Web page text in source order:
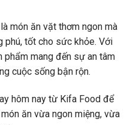
món ăn vặt thơm ngon mà
phú, tốt cho sức khỏe. Với
phẩm mang đến sự an tâm
cuộc sống bận rộn.
hôm nay từ Kifa Food để
ăn vừa ngon miệng, vừa